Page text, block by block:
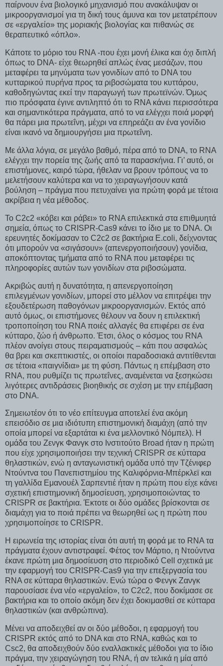
παίρνουν ένα βιολογικό μηχανισμό που ανακάλυψαν οι
μικροοργανισμοί για τη δική τους άμυνα και τον μετατρέπουν
σε «εργαλείο» της μοριακής βιολογίας και πιθανώς σε
θεραπευτικό «όπλο».
Κάποτε το μόριο του RNA -που έχει μονή έλικα και όχι διπλή
όπως το DNA- είχε θεωρηθεί απλώς ένας μεσάζων, που
μεταφέρει τα μηνύματα των γονιδίων από το DNA του
κυτταρικού πυρήνα προς τα ριβοσώματα του κυττάρου,
καθοδηγώντας εκεί την παραγωγή των πρωτεϊνών. Όμως
πιο πρόσφατα έγινε αντιληπτό ότι το RNA κάνει περισσότερα
και σημαντικότερα πράγματα, από το να ελέγχει ποιά μορφή
θα πάρει μια πρωτεΐνη, μέχρι να επηρεάζει αν ένα γονίδιο
είναι ικανό να δημιουργήσει μια πρωτεΐνη.
Με άλλα λόγια, σε μεγάλο βαθμό, πέρα από το DNA, το RNA
ελέγχει την πορεία της ζωής από τα παρασκήνια. Γι’ αυτό, οι
επιστήμονες, καιρό τώρα, ήθελαν να βρουν τρόπους να το
μελετήσουν καλύτερα και να το χειραγωγήσουν κατά
βούληση – πράγμα που πετυχαίνει για πρώτη φορά με τέτοια
ακρίβεια η νέα μέθοδος.
Το C2c2 «κόβει και ράβει» το RNA επιλεκτικά στα επιθμυητά
σημεία, όπως το CRISPR-Cas9 κάνει το ίδιο με το DNA. Οι
ερευνητές δοκίμασαν το C2c2 σε βακτήρια E.coli, δείχνοντας
ότι μπορούν να «σιγάσουν» (απενεργοποιήσουν) γονίδια,
αποκόπτοντας τμήματα από το RNA που μεταφέρει τις
πληροφορίες αυτών των γονιδίων στα ριβοσώματα.
Ακριβώς αυτή η δυνατότητα, η απενεργοποίηση
επιλεγμένων γονιδίων, μπορεί στο μέλλον να επιτρέψει την
εξουδετέρωση παθογόνων μικροοργανισμών. Εκτός από
αυτό όμως, οι επιστήμονες θέλουν να δουν η επιλεκτική
τροποποίηση του RNA ποιές αλλαγές θα επιφέρει σε ένα
κύτταρο, ζώο ή άνθρωπο. Έτσι, όλος ο κόσμος του RNA
πλέον ανοίγει στους πειραματισμούς – κάτι που ασφαλώς
θα βρει και σκεπτικιστές, οι οποίοι παραδοσιακά αντιτίθενται
σε τέτοια «παιγνίδια» με τη φύση. Πάντως η επέμβαση στο
RNA, που ρυθμίζει τις πρωτεΐνες, αναμένεται να ξεσηκώσει
λιγότερες αντιδράσεις βιοηθικής σε σχέση με την επέμβαση
στο DNA.
Σημειωτέον ότι το νέο επίτευγμα αποτελεί ένα ακόμη
επεισόδιο σε μια ιδιότυπη επιστημονική διαμάχη (από την
οποία μπορεί να εξαρτάται κι ένα μελλοντικό Νόμπελ). Η
ομάδα του Ζενγκ Φανγκ στο Ινστιτούτο Broad ήταν η πρώτη
που είχε χρησιμοποιήσει την τεχνική CRISPR σε κύτταρα
θηλαστικών, ενώ η ανταγωνιστική ομάδα υπό την Τζένιφερ
Ντούντνα του Πανεπιστημίου της Καλιφόρνια-Μπέρκλεϊ και
τη γαλλίδα Εμανουέλ Σαρπεντιέ ήταν η πρώτη που είχε κάνει
σχετική επιστημονική δημοσίευση, χρησιμοποιώντας το
CRISPR σε βακτήρια. Έκτοτε οι δύο ομάδες βρίσκονται σε
διαμάχη για το ποιά πρέπει να θεωρηθεί ως η πρώτη που
χρησιμοποίησε το CRISPR.
H ειρωνεία της ιστορίας είναι ότι αυτή τη φορά με το RNA τα
πράγματα έχουν αντιστραφεί. Φέτος τον Μάρτιο, η Ντούντνα
έκανε πρώτη μια δημοσίευση στο περιοδικό Cell σχετικά με
την εφαρμογή του CRISPR-Cas9 για την επεξεργασία του
RNA σε κύτταρα θηλαστικών. Ενώ τώρα ο Φενγκ Ζανγκ
παρουσίασε ένα νέο «εργαλείο», το C2c2, που δοκίμασε σε
βακτήρια και το οποίο ακόμη δεν έχει δοκιμασθεί σε κύτταρα
θηλαστικών (και ανθρώπινα).
Μένει να αποδειχθεί αν οι δύο μέθοδοι, η εφαρμογή του
CRISPR εκτός από το DNA και στο RNA, καθώς και το
Csc2, θα αποδειχθούν δύο εναλλακτικές μέθοδοι για το ίδιο
πράγμα, την χειραγώγηση του RNA, ή αν τελικά η μία από